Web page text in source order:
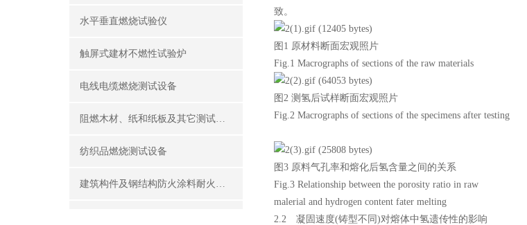
水平垂直燃烧试验仪
触屏式建材不燃性试验炉
电线电缆燃烧测试设备
阻燃木材、纸和纸板及其它测试设备
纺织品燃烧测试设备
建筑构件及钢结构防火涂料耐火性能试验设备
致。
图1 原材料断面宏观照片
Fig.1 Macrographs of sections of the raw materials
图2 测氢后试样断面宏观照片
Fig.2 Macrographs of sections of the specimens after testing
图3 原料气孔率和熔化后氢含量之间的关系
Fig.3 Relationship between the porosity ratio in raw
malerial and hydrogen content fater melting
2.2 凝固速度(铸型不同)对熔体中氢遗传性的影响